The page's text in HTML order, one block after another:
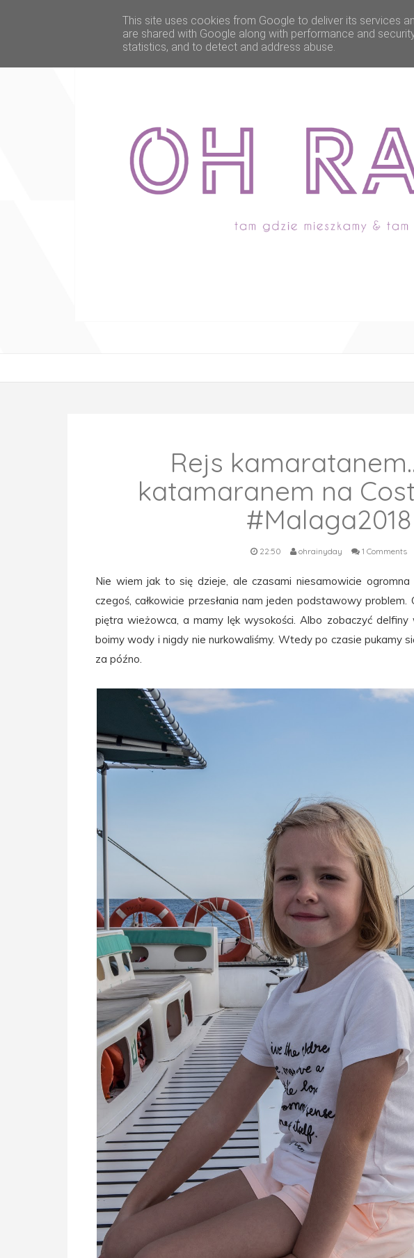
Rejs
katamaranem na
#Malaga2018
22:50 ohrainyday 1 Comments
Nie wiem jak to się dzieje, ale czasami niesamowicie ogromna
czegoś, całkowicie przesłania nam jeden podstawowy
piętra wieżowca, a mamy lęk wysokości. Albo zobaczyć delfiny
boimy wody i nigdy nie nurkowaliśmy. Wtedy po czasie pukamy
za późno.
This site uses cookies from Google to deliver its services
are shared with Google along with performance and
statistics, and to detect and address abuse.